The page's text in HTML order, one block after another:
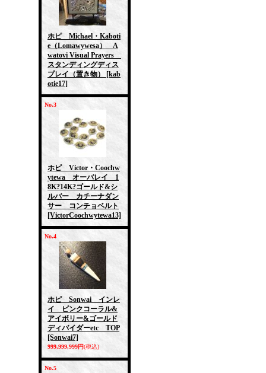
ホピ Michael・Kaboti
e（Lomawywesa） A
watovi Visual Prayers
スタンディングディス
プレイ（置き物）
[kab
otie17]
No.3
ホピ Victor・Coochw
ytewa オーバレイ 1
8K?14K?ゴールド&シ
ルバー カチーナダン
サー コンチョベルト
[VictorCoochwytewa13]
No.4
ホピ Sonwai インレ
イ ピンクコーラル&
アイボリー&ゴールド
ディバイダーetc TOP
[Sonwai7]
999,999,999円(税込)
No.5